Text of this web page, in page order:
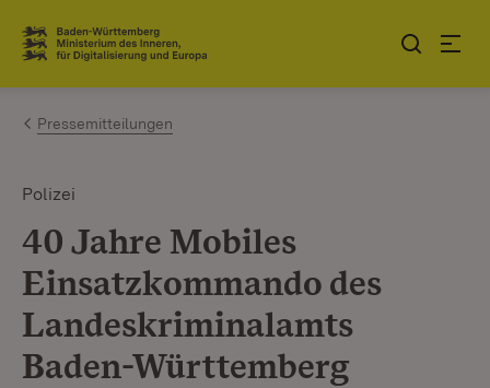
Zum Inhalt springen
Link zur Startseite
Pressemitteilungen
Polizei
40 Jahre Mobiles
Einsatzkommando des
Landeskriminalamts
Baden-Württemberg